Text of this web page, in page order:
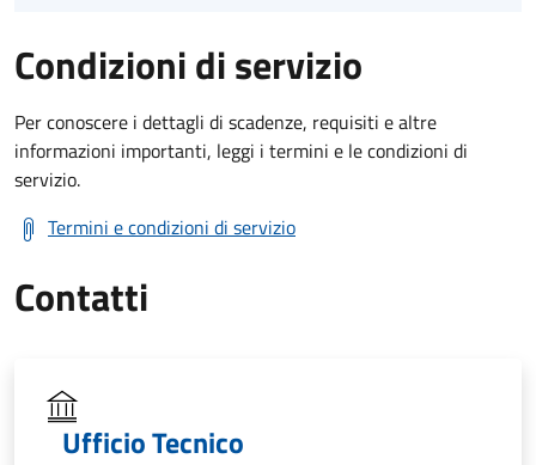
Condizioni di servizio
Per conoscere i dettagli di scadenze, requisiti e altre
informazioni importanti, leggi i termini e le condizioni di
servizio.
Termini e condizioni di servizio
Contatti
Ufficio Tecnico